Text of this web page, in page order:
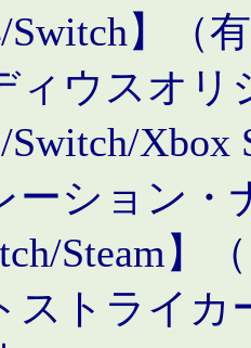
Switch】（
ィウスオリ
Switch/
ーション・
Steam】
ストライカ